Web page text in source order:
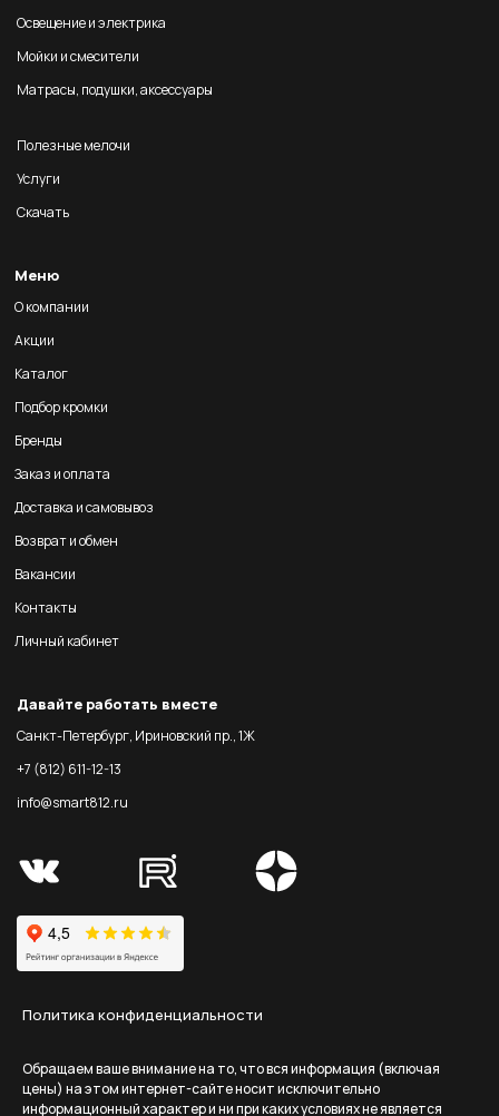
Освещение и электрика
Мойки и смесители
Матрасы, подушки, аксессуары
Полезные мелочи
Услуги
Скачать
Меню
О компании
Акции
Каталог
Подбор кромки
Бренды
Заказ и оплата
Доставка и самовывоз
Возврат и обмен
Вакансии
Контакты
Личный кабинет
Давайте работать вместе
Санкт-Петербург, Ириновский пр., 1Ж
+7 (812) 611-12-13
info@smart812.ru
Политика конфиденциальности
Обращаем ваше внимание на то, что вся информация (включая
цены) на этом интернет-сайте носит исключительно
информационный характер и ни при каких условиях не является